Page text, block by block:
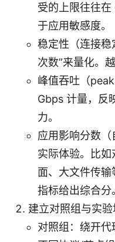
受的上限往往在
于应用敏感度。
稳定性（连接稳
次数”来量化。
峰值吞吐（
Gbps 计量，反
力。
应用影响分数（
实际体验。比如
面、大文件传
指标给出综合分
建立对照组与实验
对照组：绕开代